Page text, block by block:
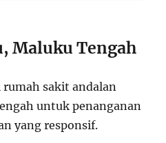
Maluku Tengah
rumah sakit andalan
untuk penanganan
yang responsif.